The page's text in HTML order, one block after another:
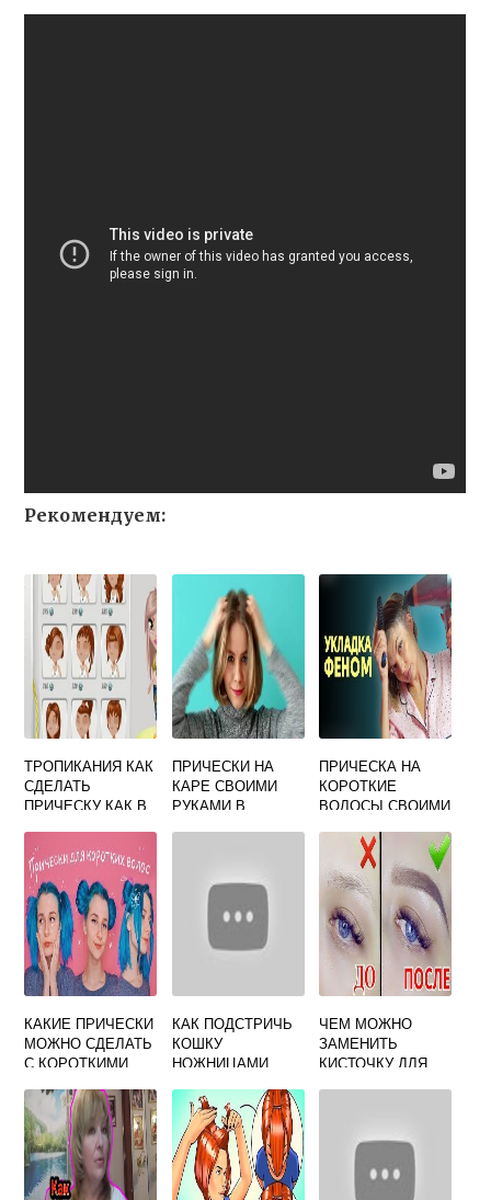
Рекомендуем:
ТРОПИКАНИЯ КАК
СДЕЛАТЬ
ПРИЧЕСКУ КАК В
ПРИЧЕСКИ НА
КАРЕ СВОИМИ
РУКАМИ В
ПРИЧЕСКА НА
КОРОТКИЕ
ВОЛОСЫ СВОИМИ
ДОМАШНИХ
КАКИЕ ПРИЧЕСКИ
МОЖНО СДЕЛАТЬ
С КОРОТКИМИ
ШКОЛУ
КАК ПОДСТРИЧЬ
КОШКУ
НОЖНИЦАМИ
ЧЕМ МОЖНО
ЗАМЕНИТЬ
КИСТОЧКУ ДЛЯ
УСЛОВИЯХ